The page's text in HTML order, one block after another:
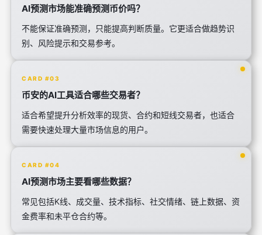
AI预测市场能准确预测币价吗？
不能保证准确预测，只能提高判断质量。它更适合做趋势识
别、风险提示和交易参考。
CARD #03
币安的AI工具适合哪些交易者？
适合希望提升分析效率的现货、合约和短线交易者，也适合
需要快速处理大量市场信息的用户。
CARD #04
AI预测市场主要看哪些数据？
常见包括K线、成交量、技术指标、社交情绪、链上数据、资
金费率和未平仓合约等。